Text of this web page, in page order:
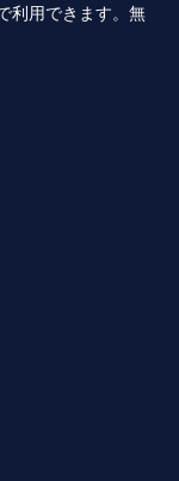
利用できます。無